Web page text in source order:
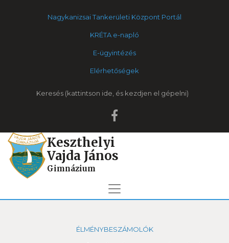
Nagykanizsai Tankerületi Központ Portál
KRÉTA e-napló
E-ügyintézés
Elérhetőségek
Keresés
Keszthelyi
Vajda János
Gimnázium
ÉLMÉNYBESZÁMOLÓK